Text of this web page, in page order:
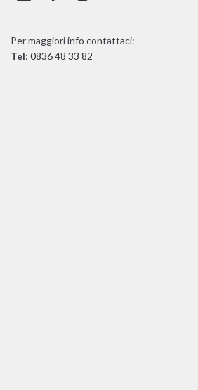
Per maggiori info contattaci:
Tel: 0836 48 33 82